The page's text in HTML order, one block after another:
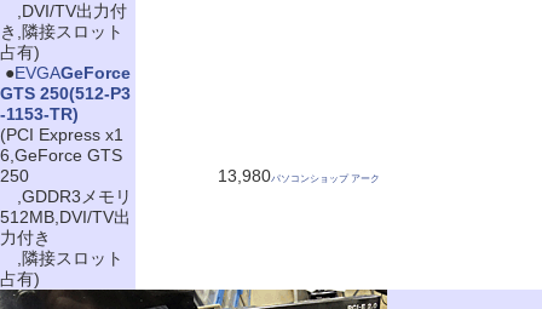
,DVI/TV出力付
き,隣接スロット
占有)
●EVGAGeForce
GTS 250(512-P3
-1153-TR)
(PCI Express x1
6,GeForce GTS
250
,GDDR3メモリ
512MB,DVI/TV出
力付き
,隣接スロット
占有)
13,980パソコンショップ アーク